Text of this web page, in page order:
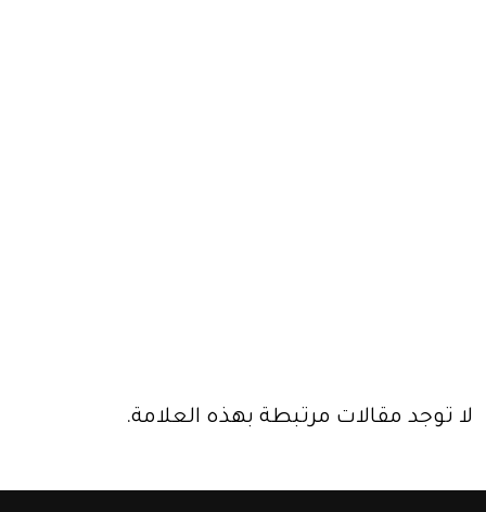
لا توجد مقالات مرتبطة بهذه العلامة.